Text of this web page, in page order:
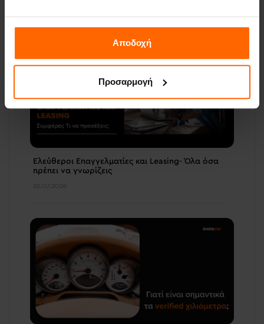
Αποδοχή
Προσαρμογή
Ελεύθεροι Επαγγελματίες και Leasing- Όλα όσα
πρέπει να γνωρίζεις
22.07.2026